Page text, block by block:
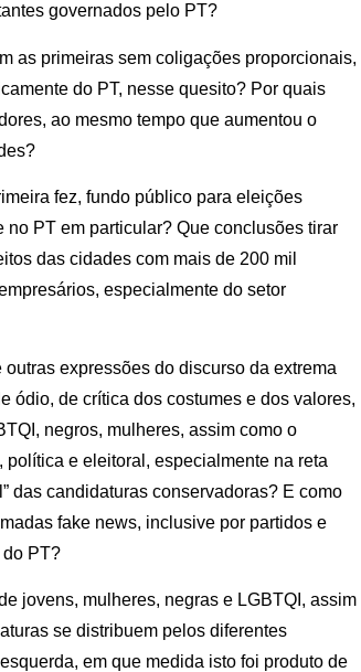
governados pelo PT?
as primeiras sem coligações proporcionais,
do PT, nesse quesito? Por quais
ao mesmo tempo que aumentou o
fez, fundo público para eleições
PT em particular? Que conclusões tirar
das cidades com mais de 200 mil
especialmente do setor
expressões do discurso da extrema
ódio, de crítica dos costumes e dos valores,
negros, mulheres, assim como o
e eleitoral, especialmente na reta
das candidaturas conservadoras? E como
fake news, inclusive por partidos e
PT?
jovens, mulheres, negras e LGBTQI, assim
se distribuem pelos diferentes
em que medida isto foi produto de